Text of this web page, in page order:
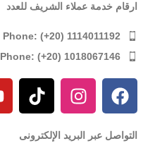
ارقام خدمة عملاء الشريف للعدد
Phone: (+20) 1114011192
Phone: (+20) 1018067146
التواصل عبر البريد الإلكترونى